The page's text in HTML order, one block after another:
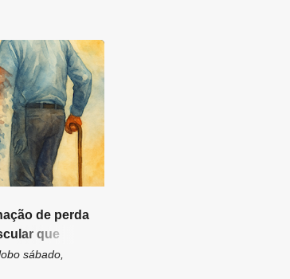
de perda
que
sábado,
+6